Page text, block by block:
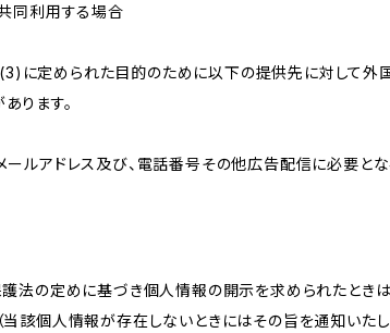
同利用する場合
に定められた目的のために以下の提供先に対して外
ります。
ールアドレス及び、電話番号その他広告配信に必要と
護法の定めに基づき個人情報の開示を求められたとき
該個人情報が存在しないときにはその旨を通知いたし